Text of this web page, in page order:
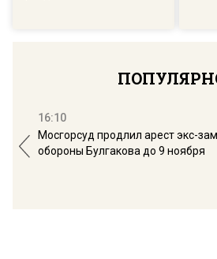
16:10
Мосгорсуд продлил арест экс-
обороны Булгакова до 9 ноября